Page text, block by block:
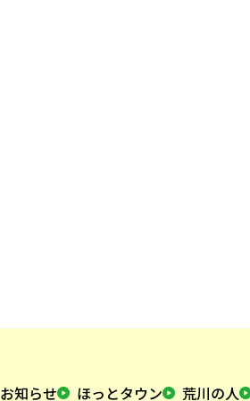
お知らせ ほっとタウン 荒川の人